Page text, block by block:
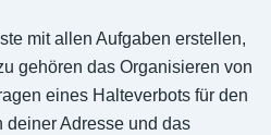
mit allen Aufgaben erstellen,
gehören das Organisieren von
eines Halteverbots für den
deiner Adresse und das